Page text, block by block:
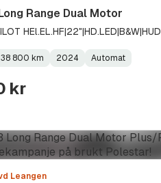
Range Dual Motor
HEl.EL.HF|22"|HD.LED|B&W|HUD
:
38 800 km 2024
Automat
kr
Leangen